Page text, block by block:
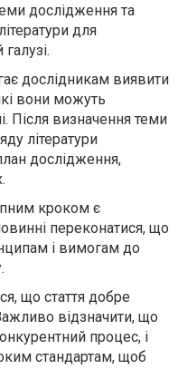
дослідження та
для
дослідникам виявити
вони можуть
Після визначення теми
літератури
дослідження,
кроком є
переконатися, що
і вимогам до
що стаття добре
відзначити, що
процес, і
стандартам, щоб